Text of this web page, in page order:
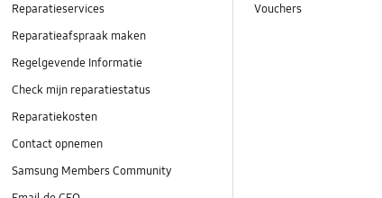
Reparatieservices
Reparatieafspraak maken
Regelgevende Informatie
Check mijn reparatiestatus
Reparatiekosten
Contact opnemen
Samsung Members Community
Vouchers